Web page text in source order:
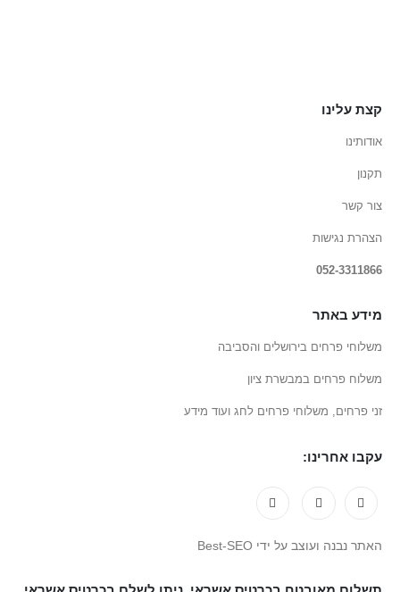
קצת עלינו
אודותינו
תקנון
צור קשר
הצהרת נגישות
052-3311866
מידע באתר
משלוחי פרחים בירושלים והסביבה
משלוח פרחים במבשרת ציון
זני פרחים, משלוחי פרחים לחג ועוד מידע
עקבו אחרינו:
האתר נבנה ועוצב על ידי Best-SEO